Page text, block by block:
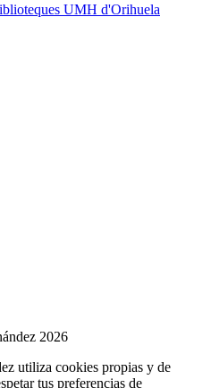
UMH d'Orihuela
2026
utiliza cookies propias y de
tus preferencias de